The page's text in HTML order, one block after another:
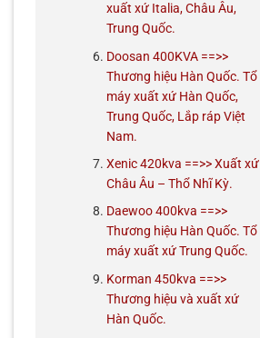
xuất xứ Italia, Châu Âu,
Trung Quốc.
Doosan 400KVA ==>>
Thương hiệu Hàn Quốc. Tổ
máy xuất xứ Hàn Quốc,
Trung Quốc, Lắp ráp Việt
Nam.
Xenic 420kva ==>> Xuất xứ
Châu Âu – Thổ Nhĩ Kỳ.
Daewoo 400kva ==>>
Thương hiệu Hàn Quốc. Tổ
máy xuất xứ Trung Quốc.
Korman 450kva ==>>
Thương hiệu và xuất xứ
Hàn Quốc.